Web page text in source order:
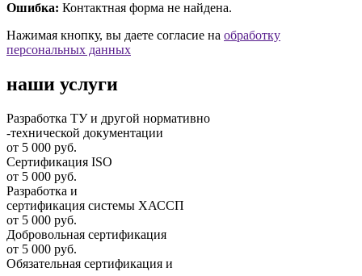
Ошибка: Контактная форма не найдена.
Нажимая кнопку, вы даете согласие на обработку
персональных данных
наши услуги
Разработка ТУ и другой нормативно
-технической документации
от 5 000 руб.
Сертификация ISO
от 5 000 руб.
Разработка и
cертификация системы ХАССП
от 5 000 руб.
Добровольная сертификация
от 5 000 руб.
Обязательная сертификация и